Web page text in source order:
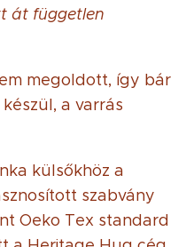
át független
megoldott, így bár
a varrás
külsőkhöz a
szabvány
Oeko Tex standard